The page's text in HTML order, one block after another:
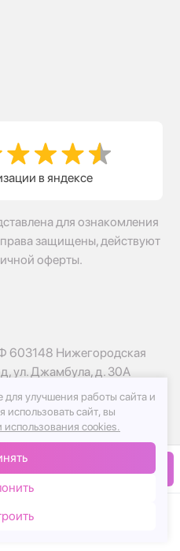
в яндексе
для ознакомления
защищены, действуют
оферты.
603148 Нижегородская
ул. Джамбула, д. 30А
24.руулучшения работы сайта и
использовать сайт, вы
cookies.